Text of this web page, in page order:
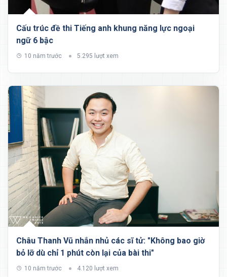
Cấu trúc đề thi Tiếng anh khung năng lực ngoại
ngữ 6 bậc
10 năm trước 5.295 lượt xem
Châu Thanh Vũ nhắn nhủ các sĩ tử: "Không bao giờ
bỏ lỡ dù chỉ 1 phút còn lại của bài thi"
10 năm trước 4.120 lượt xem